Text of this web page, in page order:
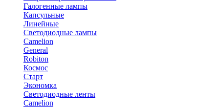
Галогенные лампы
Капсульные
Линейные
Светодиодные лампы
Camelion
General
Robiton
Космос
Старт
Экономка
Светодиодные ленты
Camelion